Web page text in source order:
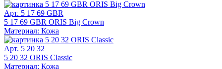
Арт. 5 17 69 GBR
5 17 69 GBR ORIS Big Crown
Материал: Кожа
Арт. 5 20 32
5 20 32 ORIS Classic
Материал: Кожа